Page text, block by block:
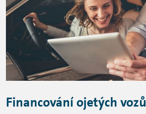
Financování ojetých vozů